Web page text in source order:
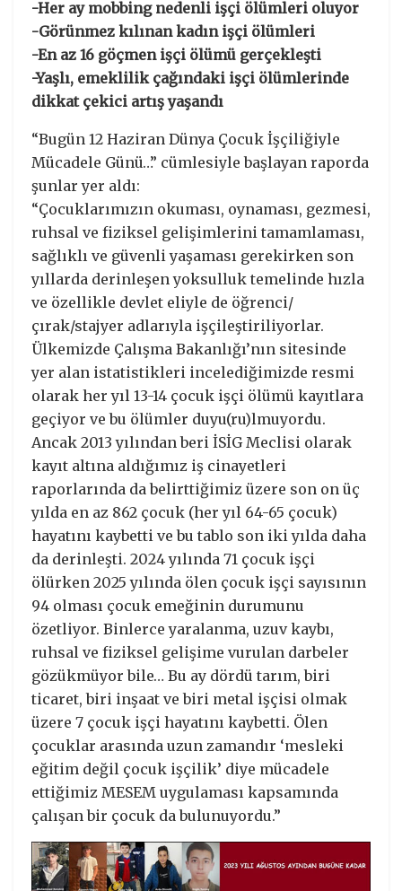
-Her ay mobbing nedenli işçi ölümleri oluyor
-Görünmez kılınan kadın işçi ölümleri
-En az 16 göçmen işçi ölümü gerçekleşti
-Yaşlı, emeklilik çağındaki işçi ölümlerinde
dikkat çekici artış yaşandı
“Bugün 12 Haziran Dünya Çocuk İşçiliğiyle
Mücadele Günü…” cümlesiyle başlayan raporda
şunlar yer aldı:
“Çocuklarımızın okuması, oynaması, gezmesi,
ruhsal ve fiziksel gelişimlerini tamamlaması,
sağlıklı ve güvenli yaşaması gerekirken son
yıllarda derinleşen yoksulluk temelinde hızla
ve özellikle devlet eliyle de öğrenci/
çırak/stajyer adlarıyla işçileştiriliyorlar.
Ülkemizde Çalışma Bakanlığı’nın sitesinde
yer alan istatistikleri incelediğimizde resmi
olarak her yıl 13-14 çocuk işçi ölümü kayıtlara
geçiyor ve bu ölümler duyu(ru)lmuyordu.
Ancak 2013 yılından beri İSİG Meclisi olarak
kayıt altına aldığımız iş cinayetleri
raporlarında da belirttiğimiz üzere son on üç
yılda en az 862 çocuk (her yıl 64-65 çocuk)
hayatını kaybetti ve bu tablo son iki yılda daha
da derinleşti. 2024 yılında 71 çocuk işçi
ölürken 2025 yılında ölen çocuk işçi sayısının
94 olması çocuk emeğinin durumunu
özetliyor. Binlerce yaralanma, uzuv kaybı,
ruhsal ve fiziksel gelişime vurulan darbeler
gözükmüyor bile… Bu ay dördü tarım, biri
ticaret, biri inşaat ve biri metal işçisi olmak
üzere 7 çocuk işçi hayatını kaybetti. Ölen
çocuklar arasında uzun zamandır ‘mesleki
eğitim değil çocuk işçilik’ diye mücadele
ettiğimiz MESEM uygulaması kapsamında
çalışan bir çocuk da bulunuyordu.”